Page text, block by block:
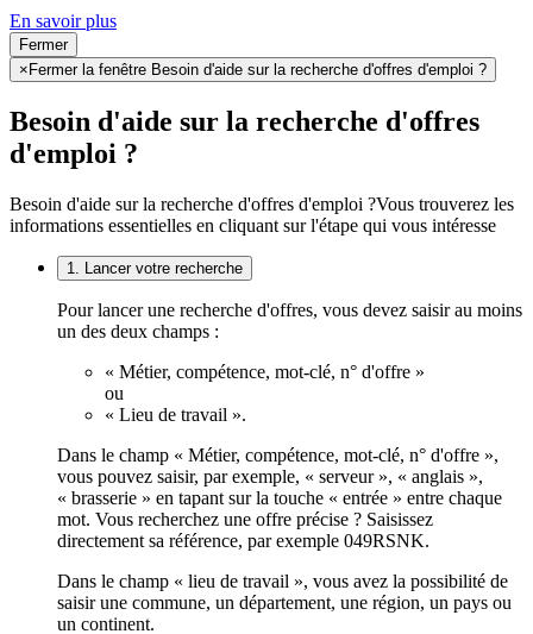
En savoir plus
Fermer
× Fermer la fenêtre Besoin d'aide sur la recherche d'offres d'emploi ?
Besoin d'aide sur la recherche d'offres
d'emploi ?
Besoin d'aide sur la recherche d'offres d'emploi ?Vous trouverez les
informations essentielles en cliquant sur l'étape qui vous intéresse
1. Lancer votre recherche
Pour lancer une recherche d'offres, vous devez saisir au moins
un des deux champs :
« Métier, compétence, mot-clé, n° d'offre »
ou
« Lieu de travail ».
Dans le champ « Métier, compétence, mot-clé, n° d'offre »,
vous pouvez saisir, par exemple, « serveur », « anglais »,
« brasserie » en tapant sur la touche « entrée » entre chaque
mot. Vous recherchez une offre précise ? Saisissez
directement sa référence, par exemple 049RSNK.
Dans le champ « lieu de travail », vous avez la possibilité de
saisir une commune, un département, une région, un pays ou
un continent.